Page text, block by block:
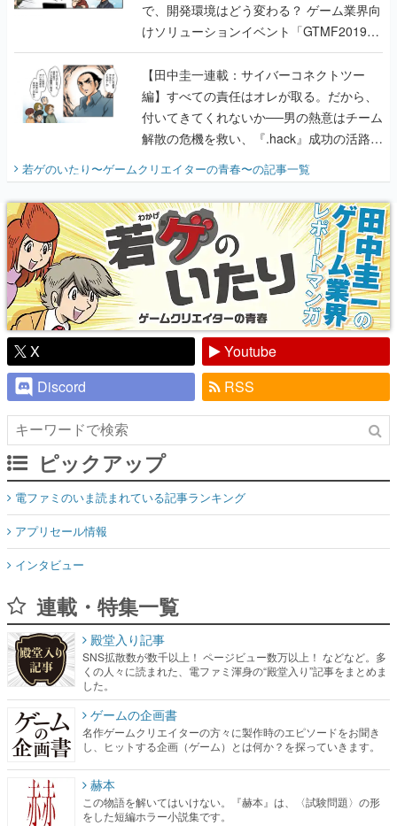
で、開発環境はどう変わる？ ゲーム業界向
けソリューションイベント「GTMF2019」
に行って、より理解を深めよう【PR】
【田中圭一連載：サイバーコネクトツー
編】すべての責任はオレが取る。だから、
付いてきてくれないか──男の熱意はチーム
解散の危機を救い、『.hack』成功の活路を
開く。業界の快男児・松山 洋に流れる血は
『少年ジャンプ』色だった【若ゲのいた
り】
若ゲのいたり〜ゲームクリエイターの青春〜の記事一覧
X
Youtube
Discord
RSS
ピックアップ
電ファミのいま読まれている記事ランキング
アプリセール情報
インタビュー
連載・特集一覧
殿堂入り記事
SNS拡散数が数千以上！ ページビュー数万以上！ などなど。多
くの人々に読まれた、電ファミ渾身の“殿堂入り”記事をまとめま
した。
ゲームの企画書
名作ゲームクリエイターの方々に製作時のエピソードをお聞き
し、ヒットする企画（ゲーム）とは何か？を探っていきます。
赫本
この物語を解いてはいけない。『赫本』は、〈試験問題〉の形
をした短編ホラー小説集です。